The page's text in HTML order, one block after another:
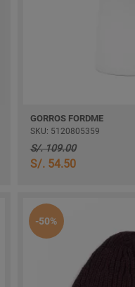
GORROS FORDME
SKU: 5120805359
S/. 109.00
S/. 54.50
-50%